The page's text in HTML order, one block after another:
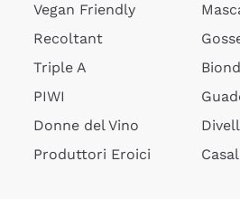
Vegan Friendly
Recoltant
Triple A
PIWI
Donne del Vino
Produttori Eroici